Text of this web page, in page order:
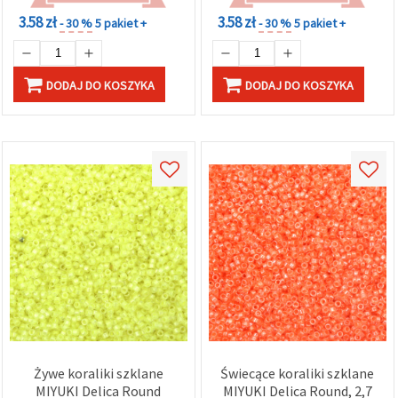
3.58 zł- 30 %5 pakiet +
DODAJ DO KOSZYKA
3.58 zł- 30 %5 pakiet +
DODAJ DO KOSZYKA
Żywe koraliki szklane
MIYUKI Delica Round
Świecące koraliki szklane
MIYUKI Delica Round, 2,7